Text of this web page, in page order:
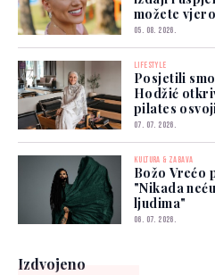
možete
05. 08. 2026.
LIFESTYLE
Posjetili
Hodžić
pilates
07. 07. 2026.
KULTURA & ZABAVA
Božo Vrećo
"Nikada
ljudima"
06. 07. 2026.
Izdvojeno